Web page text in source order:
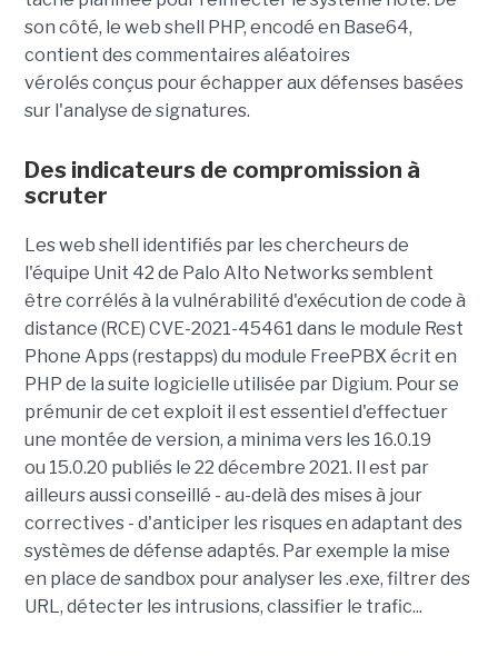
son côté, le web shell PHP, encodé en Base64,
contient des commentaires aléatoires
vérolés conçus pour échapper aux défenses basées
sur l'analyse de signatures.
Des indicateurs de compromission à
scruter
Les web shell identifiés par les chercheurs de
l'équipe Unit 42 de Palo Alto Networks semblent
être corrélés à la vulnérabilité d'exécution de code à
distance (RCE) CVE-2021-45461 dans le module Rest
Phone Apps (restapps) du module FreePBX écrit en
PHP de la suite logicielle utilisée par Digium. Pour se
prémunir de cet exploit il est essentiel d'effectuer
une montée de version, a minima vers les 16.0.19
ou 15.0.20 publiés le 22 décembre 2021. Il est par
ailleurs aussi conseillé - au-delà des mises à jour
correctives - d'anticiper les risques en adaptant des
systèmes de défense adaptés. Par exemple la mise
en place de sandbox pour analyser les .exe, filtrer des
URL, détecter les intrusions, classifier le trafic...